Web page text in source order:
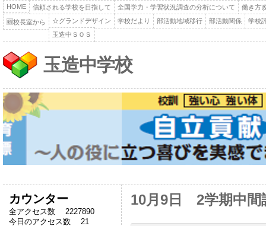
HOME 信頼される学校を目指して 全国学力・学習状況調査の分析について 働き方
🆕校長室から ☆グランドデザイン 学校だより 部活動地域移行 部活動関係
学校
玉造中ＳＯＳ
玉造中学校
カウンター
全アクセス数 2227890
今日のアクセス数 21
10月9日 2学期中間